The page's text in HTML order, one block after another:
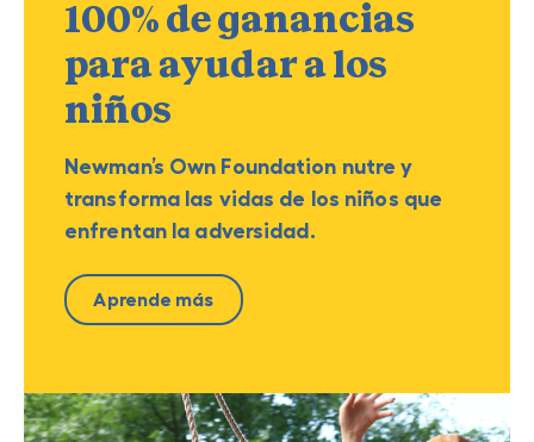
100% de ganancias
para ayudar a los
niños
Newman’s Own Foundation nutre y
transforma las vidas de los niños que
enfrentan la adversidad.
Aprende más